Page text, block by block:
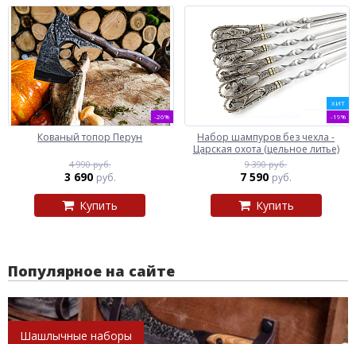
-26%
Кованый топор Перун
4 990 руб.
3 690 руб.
Купить
ХИТ
-19%
Набор шампуров без чехла -
Царская охота (цельное литье)
9 390 руб.
7 590 руб.
Купить
Популярное на сайте
Шашлычные наборы